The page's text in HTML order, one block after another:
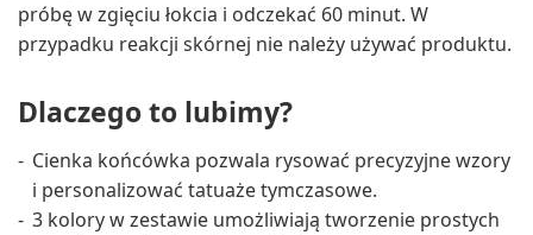
próbę w zgięciu łokcia i odczekać 60 minut. W
przypadku reakcji skórnej nie należy używać produktu.
Dlaczego to lubimy?
Cienka końcówka pozwala rysować precyzyjne wzory
i personalizować tatuaże tymczasowe.
3 kolory w zestawie umożliwiają tworzenie prostych